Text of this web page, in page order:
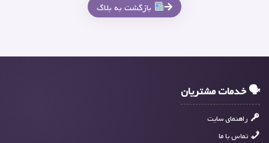
بازگشت به بلاگ
🗣 خدمات مشتریان
راهنمای سایت
تماس با ما